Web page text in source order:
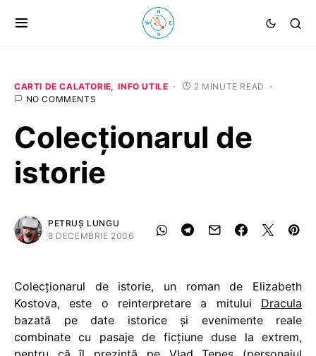
CARTI DE CALATORIE INFO UTILE
2 MINUTE READ
NO COMMENTS
Colecționarul de
istorie
PETRUȘ LUNGU
8 DECEMBRIE 2006
Colecţionarul de istorie, un roman de Elizabeth
Kostova, este o reinterpretare a mitului Dracula
bazată pe date istorice şi evenimente reale
combinate cu pasaje de ficţiune duse la extrem,